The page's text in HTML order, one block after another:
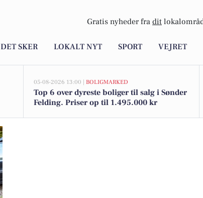
Gratis nyheder fra dit
DET SKER LOKALT NYT SPORT VEJRET
05-08-2026 13:00 | BOLIGMARKED
Top 6 over dyreste boliger til salg i Sønder
Felding. Priser op til 1.495.000 kr